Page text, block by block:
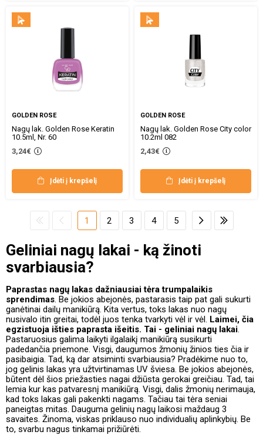
GOLDEN ROSE
Nagų lak. Golden Rose Keratin
10.5ml, Nr. 60
3,24€
Įdėti į krepšelį
GOLDEN ROSE
Nagų lak. Golden Rose City color
10.2ml 082
2,43€
Įdėti į krepšelį
1 2 3 4 5
Geliniai nagų lakai - ką žinoti
svarbiausia?
Paprastas nagų lakas dažniausiai tėra trumpalaikis
sprendimas. Be jokios abejonės, pastarasis taip pat gali sukurti
ganėtinai dailų manikiūrą. Kita vertus, toks lakas nuo nagų
nusivalo itin greitai, todėl juos tenka tvarkyti vėl ir vėl. Laimei, čia
egzistuoja išties paprasta išeitis. Tai - geliniai nagų lakai.
Pastaruosius galima laikyti ilgalaikį manikiūrą susikurti
padedančia priemone. Visgi, daugumos žmonių žinios ties čia ir
pasibaigia. Tad, ką dar atsiminti svarbiausia? Pradėkime nuo to,
jog gelinis lakas yra užtvirtinamas UV šviesa. Be jokios abejonės,
būtent dėl šios priežasties nagai džiūsta gerokai greičiau. Tad, tai
lemia kur kas patvaresnį manikiūrą. Visgi, dalis žmonių nerimauja,
kad toks lakas gali pakenkti nagams. Tačiau tai tėra seniai
paneigtas mitas. Dauguma gelinių nagų laikosi maždaug 3
savaites. Žinoma, viskas priklauso nuo individualių aplinkybių. Be
to, svarbu nagus tinkamai prižiūrėti.